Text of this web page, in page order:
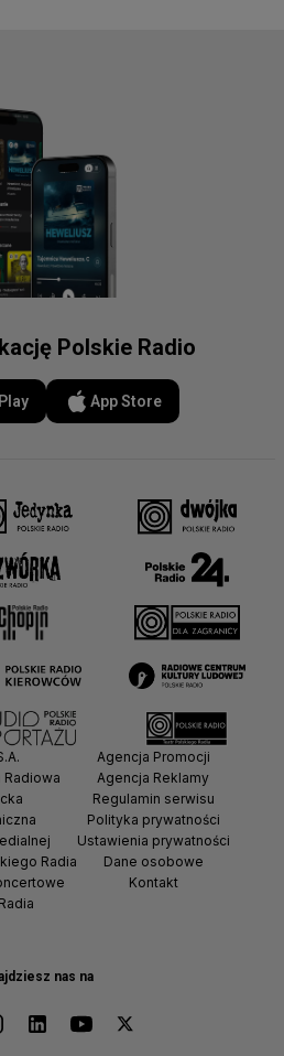
Polskie Radio
App Store
nas na
Radiowa
Radia
Agencja Promocji
Agencja Reklamy
Regulamin serwisu
Polityka prywatności
Ustawienia prywatności
Dane osobowe
Kontakt